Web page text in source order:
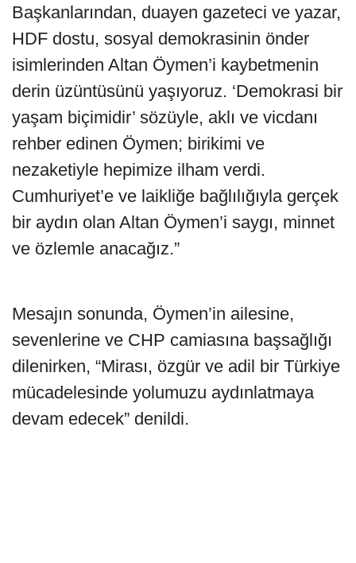
Başkanlarından, duayen gazeteci ve yazar,
HDF dostu, sosyal demokrasinin önder
isimlerinden Altan Öymen’i kaybetmenin
derin üzüntüsünü yaşıyoruz. ‘Demokrasi bir
yaşam biçimidir’ sözüyle, aklı ve vicdanı
rehber edinen Öymen; birikimi ve
nezaketiyle hepimize ilham verdi.
Cumhuriyet’e ve laikliğe bağlılığıyla gerçek
bir aydın olan Altan Öymen’i saygı, minnet
ve özlemle anacağız.”
Mesajın sonunda, Öymen’in ailesine,
sevenlerine ve CHP camiasına başsağlığı
dilenirken, “Mirası, özgür ve adil bir Türkiye
mücadelesinde yolumuzu aydınlatmaya
devam edecek” denildi.